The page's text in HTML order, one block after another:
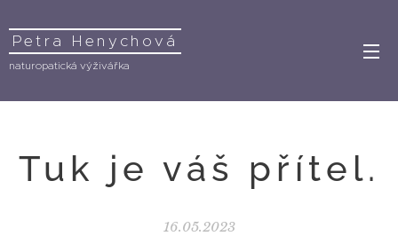
Petra Henychová
naturopatická výživářka
Tuk je váš přítel.
16.05.2023